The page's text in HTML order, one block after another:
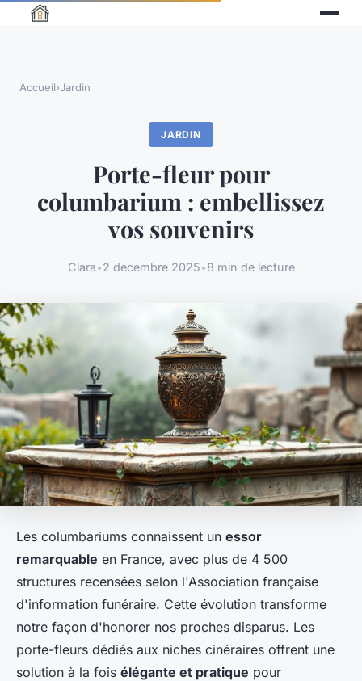
Accueil›Jardin
JARDIN
Porte-fleur pour
columbarium : embellissez
vos souvenirs
Clara•2 décembre 2025•8 min de lecture
Les columbariums connaissent un essor
remarquable en France, avec plus de 4 500
structures recensées selon l'Association française
d'information funéraire. Cette évolution transforme
notre façon d'honorer nos proches disparus. Les
porte-fleurs dédiés aux niches cinéraires offrent une
solution à la fois élégante et pratique pour